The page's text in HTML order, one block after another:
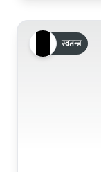
स्वतन्त्र